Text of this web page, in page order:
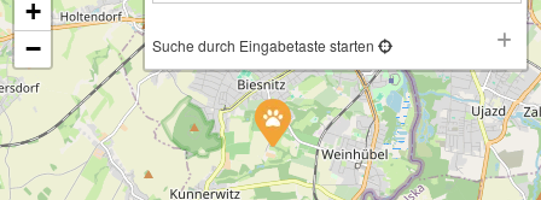
+
−
Suche durch Eingabetaste starten